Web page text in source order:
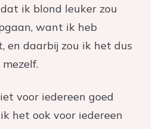
ik blond leuker zou
want ik heb
en daarbij zou ik het dus
voor iedereen goed
het ook voor iedereen